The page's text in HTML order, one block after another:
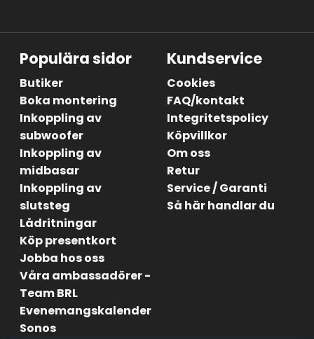
Populära sidor
Butiker
Boka montering
Inkoppling av
subwoofer
Inkoppling av
midbasar
Inkoppling av
slutsteg
Lådritningar
Köp presentkort
Jobba hos oss
Våra ambassadörer -
Team BRL
Evenemangskalender
Sonos
Kundservice
Cookies
FAQ/kontakt
Integritetspolicy
Köpvillkor
Om oss
Retur
Service / Garanti
Så här handlar du